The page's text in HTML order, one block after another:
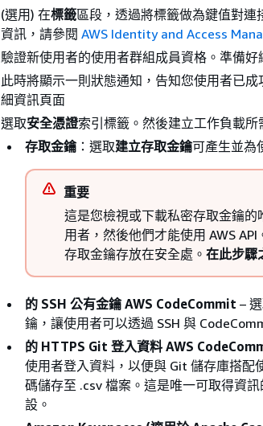
iam:ListSigningCertificates
iam:ListUserPolicies
iam:ListUserTags
iam:ListUsers
iam:UploadSSHPublicKey
(選用) 在標籤區段，透過將標籤做為鍵值對
資訊，請參閱 AWS Identity and Access
驗證新使用者的使用者群組成員資格。準備好
此時將顯示一則狀態通知，告知您使用者已成
細資訊頁面
選取安全憑證索引標籤。然後建立工作負載所
存取金鑰 ：選取建立存取金鑰可產生並為
重要
這是您檢視或下載私密存取金鑰
用者，然後他們才能使用 AWS
存取金鑰存放在安全處。 在此步驟
的 SSH 公有金鑰 AWS CodeCommit –
鑰，讓使用者可以透過 SSH 與
的 HTTPS Git 登入資料 AWS
使用者登入資料，以便與 Git 儲存庫搭配
碼儲存至 .csv 檔案。這是唯一可取得資
設。